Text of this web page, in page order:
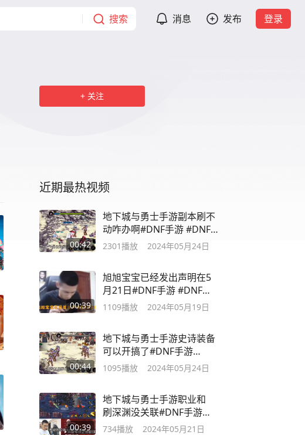
搜索 消息 发布 登录
关注
近期最热视频
00:42
地下城与勇士手游副本刷不
动咋办啊#DNF手游 #DNF
手游攻略
2301播放 2024年05月24日
00:39
旭旭宝宝已经发出声明在5
月21日#DNF手游 #DNF手
游超强福利
1109播放 2024年05月19日
00:44
地下城与勇士手游史诗装备
可以开搞了#DNF手游
#DNF手游攻略
1095播放 2024年05月24日
00:39
地下城与勇士手游职业和
刷深渊没关联#DNF手游今
日上线
734播放 2024年05月21日